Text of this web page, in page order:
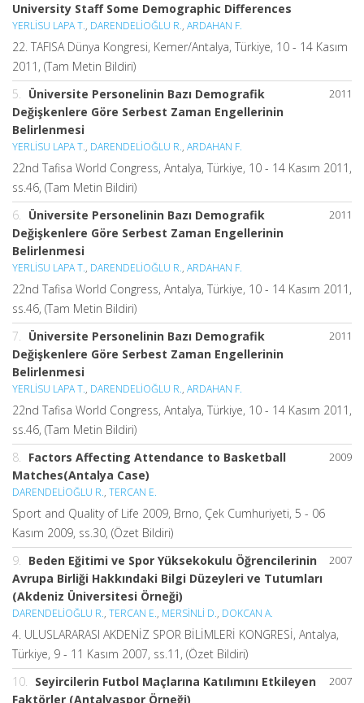
University Staff Some Demographic Differences
YERLİSU LAPA T., DARENDELİOĞLU R., ARDAHAN F.
22. TAFISA Dünya Kongresi, Kemer/Antalya, Türkiye, 10 - 14 Kasım
2011, (Tam Metin Bildiri)
2011
5. Üniversite Personelinin Bazı Demografik
Değişkenlere Göre Serbest Zaman Engellerinin
Belirlenmesi
YERLİSU LAPA T., DARENDELİOĞLU R., ARDAHAN F.
22nd Tafisa World Congress, Antalya, Türkiye, 10 - 14 Kasım 2011,
ss.46, (Tam Metin Bildiri)
2011
6. Üniversite Personelinin Bazı Demografik
Değişkenlere Göre Serbest Zaman Engellerinin
Belirlenmesi
YERLİSU LAPA T., DARENDELİOĞLU R., ARDAHAN F.
22nd Tafisa World Congress, Antalya, Türkiye, 10 - 14 Kasım 2011,
ss.46, (Tam Metin Bildiri)
2011
7. Üniversite Personelinin Bazı Demografik
Değişkenlere Göre Serbest Zaman Engellerinin
Belirlenmesi
YERLİSU LAPA T., DARENDELİOĞLU R., ARDAHAN F.
22nd Tafisa World Congress, Antalya, Türkiye, 10 - 14 Kasım 2011,
ss.46, (Tam Metin Bildiri)
2009
8. Factors Affecting Attendance to Basketball
Matches(Antalya Case)
DARENDELİOĞLU R., TERCAN E.
Sport and Quality of Life 2009, Brno, Çek Cumhuriyeti, 5 - 06
Kasım 2009, ss.30, (Özet Bildiri)
2007
9. Beden Eğitimi ve Spor Yüksekokulu Öğrencilerinin
Avrupa Birliği Hakkındaki Bilgi Düzeyleri ve Tutumları
(Akdeniz Üniversitesi Örneği)
DARENDELİOĞLU R., TERCAN E., MERSİNLİ D., DOKCAN A.
4. ULUSLARARASI AKDENİZ SPOR BİLİMLERİ KONGRESİ, Antalya,
Türkiye, 9 - 11 Kasım 2007, ss.11, (Özet Bildiri)
2007
10. Seyircilerin Futbol Maçlarına Katılımını Etkileyen
Faktörler (Antalyaspor Örneği)